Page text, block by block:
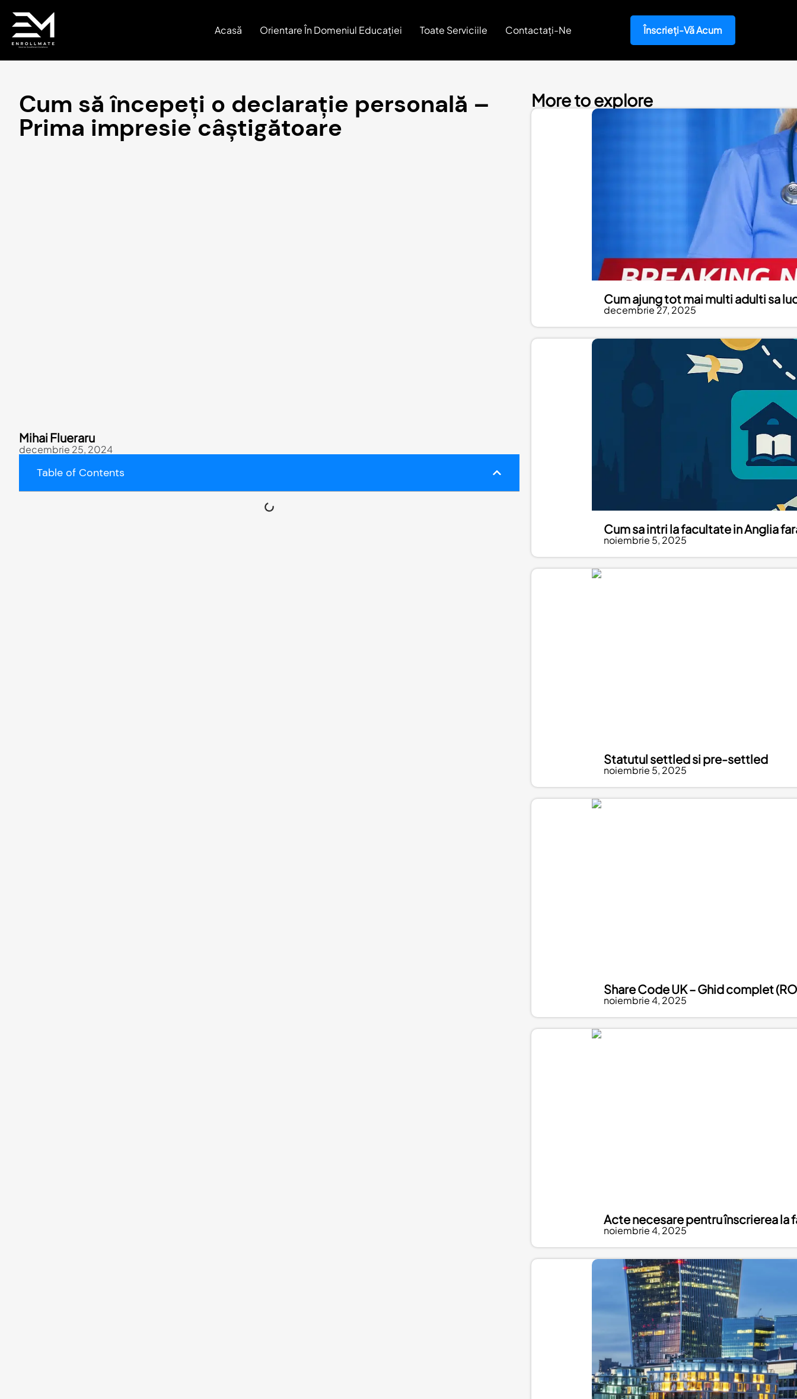
Acasă Orientare În Domeniul Educației Toate Serviciile Contactați-Ne Înscrieți-Vă Acum
Cum să începeți o declarație personală –
Prima impresie câștigătoare
Mihai Flueraru
decembrie 25, 2024
Table of Contents
More to explore
Cum ajung tot mai multi adulti sa
decembrie 27, 2025
Cum sa intri la facultate in Anglia
noiembrie 5, 2025
Statutul settled si pre-settled
noiembrie 5, 2025
Share Code UK – Ghid complet
noiembrie 4, 2025
Acte necesare pentru înscrierea la
noiembrie 4, 2025